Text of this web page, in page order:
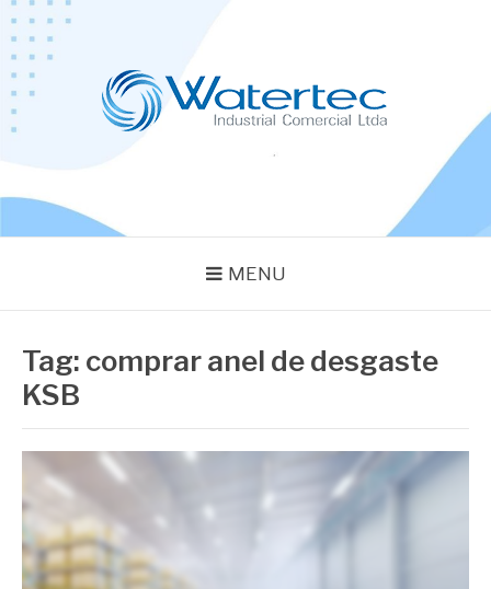
Pular
para
conteúdo
MENU
Tag: comprar anel de desgaste
KSB